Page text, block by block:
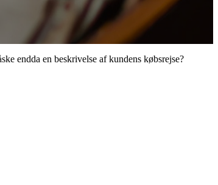
endda en beskrivelse af kundens købsrejse?